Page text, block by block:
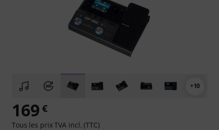
+10
169 €
Tous les prix TVA incl. (TTC)